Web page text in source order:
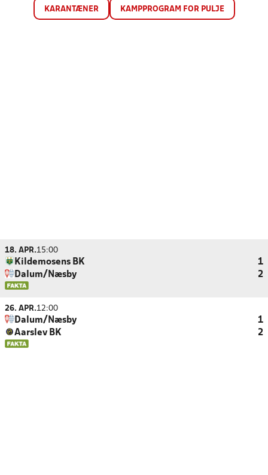
KARANTÆNER KAMPPROGRAM FOR PULJE
18. APR.15:00
Kildemosens BK
1
Dalum/Næsby
2
26. APR.12:00
Dalum/Næsby
1
Aarslev BK
2